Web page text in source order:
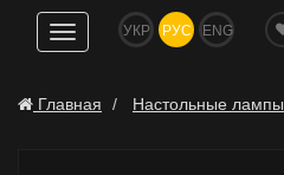
Показать
навигацию
УКР РУС ENG
Главная Настольные лампы